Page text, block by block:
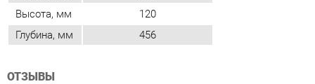
Пока нет отзывов, поделитесь первым своим мнением.
ДОБАВИТЬ ОТЗЫВ